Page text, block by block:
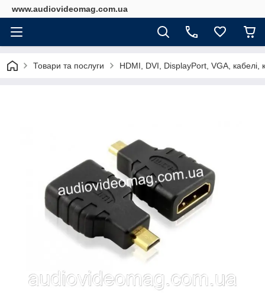
www.audiovideomag.com.ua
Товари та послуги HDMI, DVI, DisplayPort, VGA, кабелі,